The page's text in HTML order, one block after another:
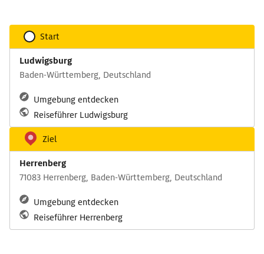
Start
Ludwigsburg
Baden-Württemberg, Deutschland
Umgebung entdecken
Reiseführer Ludwigsburg
Ziel
Herrenberg
71083 Herrenberg, Baden-Württemberg, Deutschland
Umgebung entdecken
Reiseführer Herrenberg